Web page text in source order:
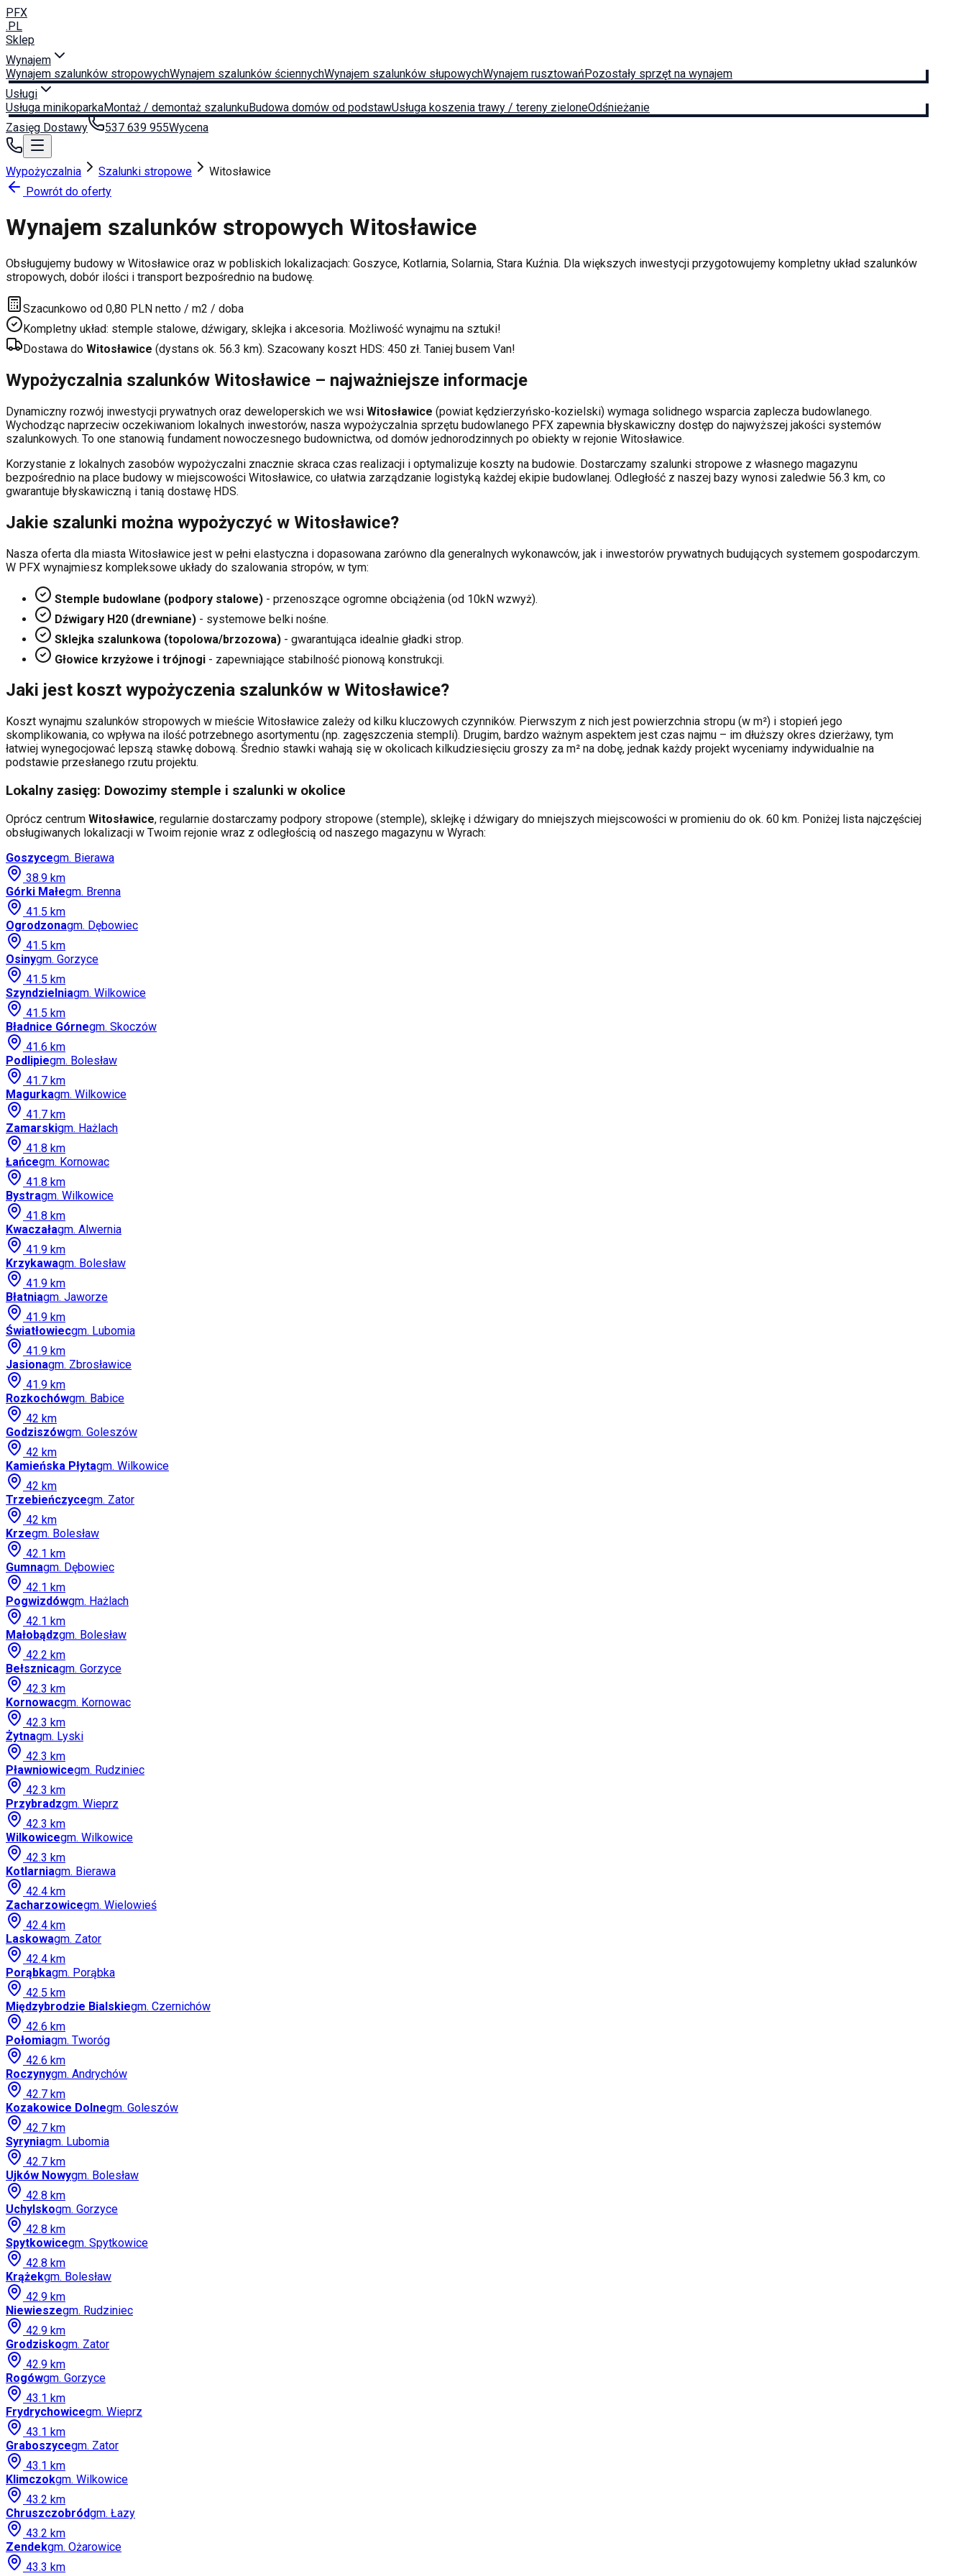
PFX
.PL
Sklep
Wynajem
Wynajem szalunków stropowychWynajem szalunków ściennychWynajem szalunków słupowychWynajem rusztowańPozostały sprzęt na wynajem
Usługi
Usługa minikoparkaMontaż / demontaż szalunkuBudowa domów od podstawUsługa koszenia trawy / tereny zieloneOdśnieżanie
Zasięg Dostawy
537 639 955Wycena
Wypożyczalnia Szalunki stropowe
Witosławice
Powrót do oferty
Wynajem szalunków stropowych Witosławice
Obsługujemy budowy w Witosławice oraz w pobliskich lokalizacjach: Goszyce, Kotlarnia, Solarnia, Stara Kuźnia. Dla większych inwestycji przygotowujemy kompletny układ szalunków
stropowych, dobór ilości i transport bezpośrednio na budowę.
Szacunkowo od 0,80 PLN netto / m2 / doba
Kompletny układ: stemple stalowe, dźwigary, sklejka i akcesoria. Możliwość wynajmu na sztuki!
Dostawa do Witosławice (dystans ok. 56.3 km). Szacowany koszt HDS: 450 zł. Taniej busem Van!
Wypożyczalnia szalunków Witosławice – najważniejsze informacje
Dynamiczny rozwój inwestycji prywatnych oraz deweloperskich we wsi Witosławice (powiat kędzierzyńsko-kozielski) wymaga solidnego wsparcia zaplecza budowlanego.
Wychodząc naprzeciw oczekiwaniom lokalnych inwestorów, nasza wypożyczalnia sprzętu budowlanego PFX zapewnia błyskawiczny dostęp do najwyższej jakości systemów
szalunkowych. To one stanowią fundament nowoczesnego budownictwa, od domów jednorodzinnych po obiekty w rejonie Witosławice.
Korzystanie z lokalnych zasobów wypożyczalni znacznie skraca czas realizacji i optymalizuje koszty na budowie. Dostarczamy szalunki stropowe z własnego magazynu
bezpośrednio na place budowy w miejscowości Witosławice, co ułatwia zarządzanie logistyką każdej ekipie budowlanej. Odległość z naszej bazy wynosi zaledwie 56.3 km, co
gwarantuje błyskawiczną i tanią dostawę HDS.
Jakie szalunki można wypożyczyć w Witosławice?
Nasza oferta dla miasta Witosławice jest w pełni elastyczna i dopasowana zarówno dla generalnych wykonawców, jak i inwestorów prywatnych budujących systemem gospodarczym.
W PFX wynajmiesz kompleksowe układy do szalowania stropów, w tym:
Stemple budowlane (podpory stalowe) - przenoszące ogromne obciążenia (od 10kN wzwyż).
Dźwigary H20 (drewniane) - systemowe belki nośne.
Sklejka szalunkowa (topolowa/brzozowa) - gwarantująca idealnie gładki strop.
Głowice krzyżowe i trójnogi - zapewniające stabilność pionową konstrukcji.
Jaki jest koszt wypożyczenia szalunków w Witosławice?
Koszt wynajmu szalunków stropowych w mieście Witosławice zależy od kilku kluczowych czynników. Pierwszym z nich jest powierzchnia stropu (w m²) i stopień jego
skomplikowania, co wpływa na ilość potrzebnego asortymentu (np. zagęszczenia stempli). Drugim, bardzo ważnym aspektem jest czas najmu – im dłuższy okres dzierżawy, tym
łatwiej wynegocjować lepszą stawkę dobową. Średnio stawki wahają się w okolicach kilkudziesięciu groszy za m² na dobę, jednak każdy projekt wyceniamy indywidualnie na
podstawie przesłanego rzutu projektu.
Lokalny zasięg: Dowozimy stemple i szalunki w okolice
Oprócz centrum Witosławice, regularnie dostarczamy podpory stropowe (stemple), sklejkę i dźwigary do mniejszych miejscowości w promieniu do ok. 60 km. Poniżej lista najczęściej
obsługiwanych lokalizacji w Twoim rejonie wraz z odległością od naszego magazynu w Wyrach:
Goszycegm. Bierawa
38.9 km
Górki Małegm. Brenna
41.5 km
Ogrodzonagm. Dębowiec
41.5 km
Osinygm. Gorzyce
41.5 km
Szyndzielniagm. Wilkowice
41.5 km
Bładnice Górnegm. Skoczów
41.6 km
Podlipiegm. Bolesław
41.7 km
Magurkagm. Wilkowice
41.7 km
Zamarskigm. Hażlach
41.8 km
Łańcegm. Kornowac
41.8 km
Bystragm. Wilkowice
41.8 km
Kwaczałagm. Alwernia
41.9 km
Krzykawagm. Bolesław
41.9 km
Błatniagm. Jaworze
41.9 km
Światłowiecgm. Lubomia
41.9 km
Jasionagm. Zbrosławice
41.9 km
Rozkochówgm. Babice
42 km
Godziszówgm. Goleszów
42 km
Kamieńska Płytagm. Wilkowice
42 km
Trzebieńczycegm. Zator
42 km
Krzegm. Bolesław
42.1 km
Gumnagm. Dębowiec
42.1 km
Pogwizdówgm. Hażlach
42.1 km
Małobądzgm. Bolesław
42.2 km
Bełsznicagm. Gorzyce
42.3 km
Kornowacgm. Kornowac
42.3 km
Żytnagm. Lyski
42.3 km
Pławniowicegm. Rudziniec
42.3 km
Przybradzgm. Wieprz
42.3 km
Wilkowicegm. Wilkowice
42.3 km
Kotlarniagm. Bierawa
42.4 km
Zacharzowicegm. Wielowieś
42.4 km
Laskowagm. Zator
42.4 km
Porąbkagm. Porąbka
42.5 km
Międzybrodzie Bialskiegm. Czernichów
42.6 km
Połomiagm. Tworóg
42.6 km
Roczynygm. Andrychów
42.7 km
Kozakowice Dolnegm. Goleszów
42.7 km
Syryniagm. Lubomia
42.7 km
Ujków Nowygm. Bolesław
42.8 km
Uchylskogm. Gorzyce
42.8 km
Spytkowicegm. Spytkowice
42.8 km
Krążekgm. Bolesław
42.9 km
Niewieszegm. Rudziniec
42.9 km
Grodziskogm. Zator
42.9 km
Rogówgm. Gorzyce
43.1 km
Frydrychowicegm. Wieprz
43.1 km
Graboszycegm. Zator
43.1 km
Klimczokgm. Wilkowice
43.2 km
Chruszczobródgm. Łazy
43.2 km
Zendekgm. Ożarowice
43.3 km